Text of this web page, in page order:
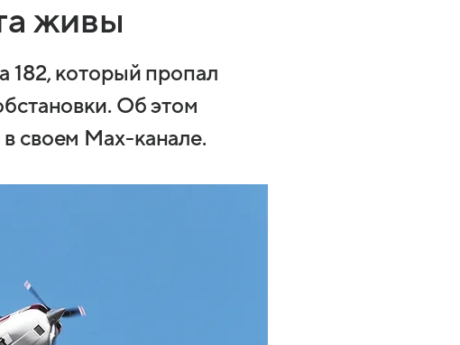
живы
182, который пропал
Об этом
своем Max-канале.